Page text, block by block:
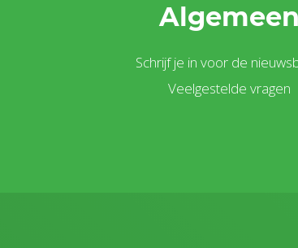
Algemeen
Schrijf je in voor de
Veelgestelde vragen